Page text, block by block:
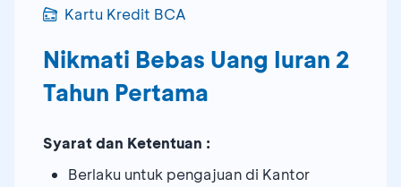
Kartu Kredit BCA
Nikmati Bebas Uang Iuran 2
Tahun Pertama
Syarat dan Ketentuan :
Berlaku untuk pengajuan di Kantor